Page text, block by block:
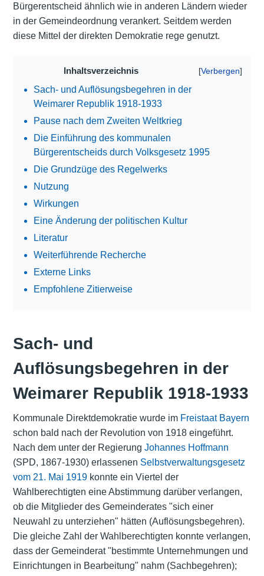
Bürgerentscheid ähnlich wie in anderen Ländern wieder
in der Gemeindeordnung verankert. Seitdem werden
diese Mittel der direkten Demokratie rege genutzt.
Inhaltsverzeichnis
Sach- und Auflösungsbegehren in der
Weimarer Republik 1918-1933
Pause nach dem Zweiten Weltkrieg
Die Einführung des kommunalen
Bürgerentscheids durch Volksgesetz 1995
Die Grundzüge des Regelwerks
Nutzung
Wirkungen
Eine Änderung der politischen Kultur
Literatur
Weiterführende Recherche
Externe Links
Empfohlene Zitierweise
Sach- und
Auflösungsbegehren in der
Weimarer Republik 1918-1933
Kommunale Direktdemokratie wurde im Freistaat Bayern
schon bald nach der Revolution von 1918 eingeführt.
Nach dem unter der Regierung Johannes Hoffmann
(SPD, 1867-1930) erlassenen Selbstverwaltungsgesetz
vom 21. Mai 1919konnte ein Viertel der
Wahlberechtigten eine Abstimmung darüber verlangen,
ob die Mitglieder des Gemeinderates "sich einer
Neuwahl zu unterziehen" hätten (Auflösungsbegehren).
Die gleiche Zahl der Wahlberechtigten konnte verlangen,
dass der Gemeinderat "bestimmte Unternehmungen und
Einrichtungen in Bearbeitung" nahm (Sachbegehren);